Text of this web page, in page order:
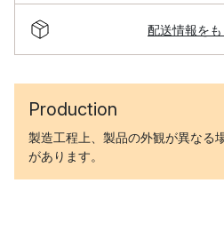
配送情報を
Production
製造工程上、製品の外観が異なる
があります。